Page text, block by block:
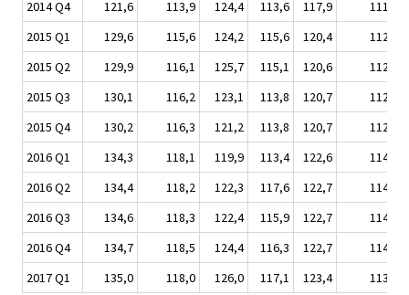
2014 Q4 121,6 113,9 124,4 113,6 117,9
111,1
2015 Q1
129,6 115,6 124,2 115,6 120,4
112,2
2015 Q2
129,9 116,1 125,7 115,1 120,6
112,3
2015 Q3
130,1 116,2 123,1 113,8 120,7
112,5
2015 Q4
130,2 116,3 121,2 113,8 120,7
112,6
2016 Q1
134,3 118,1 119,9 113,4 122,6
114,1
2016 Q2
134,4 118,2 122,3 117,6 122,7
114,1
2016 Q3
134,6 118,3 122,4 115,9 122,7
114,1
2016 Q4
134,7 118,5 124,4 116,3 122,7
114,2
2017 Q1
135,0 118,0 126,0 117,1 123,4 113,8